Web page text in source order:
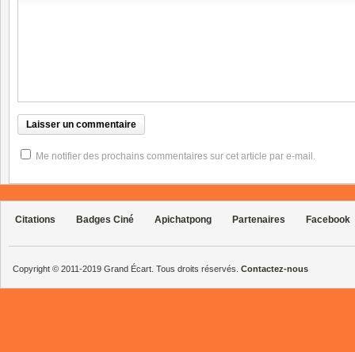
Me notifier des prochains commentaires sur cet article par e-mail.
Citations Badges Ciné Apichatpong Partenaires Facebook
Copyright © 2011-2019 Grand Écart. Tous droits réservés. Contactez-nous